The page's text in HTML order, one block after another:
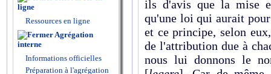
ligne
Ressources en ligne
Agrégation
interne
Informations officielles
Préparation à l'agrégation
ils d'avis que la mise
qu'une loi qui aurait
et ce principe, selon
de l'attribution due à
nous lui donnons le